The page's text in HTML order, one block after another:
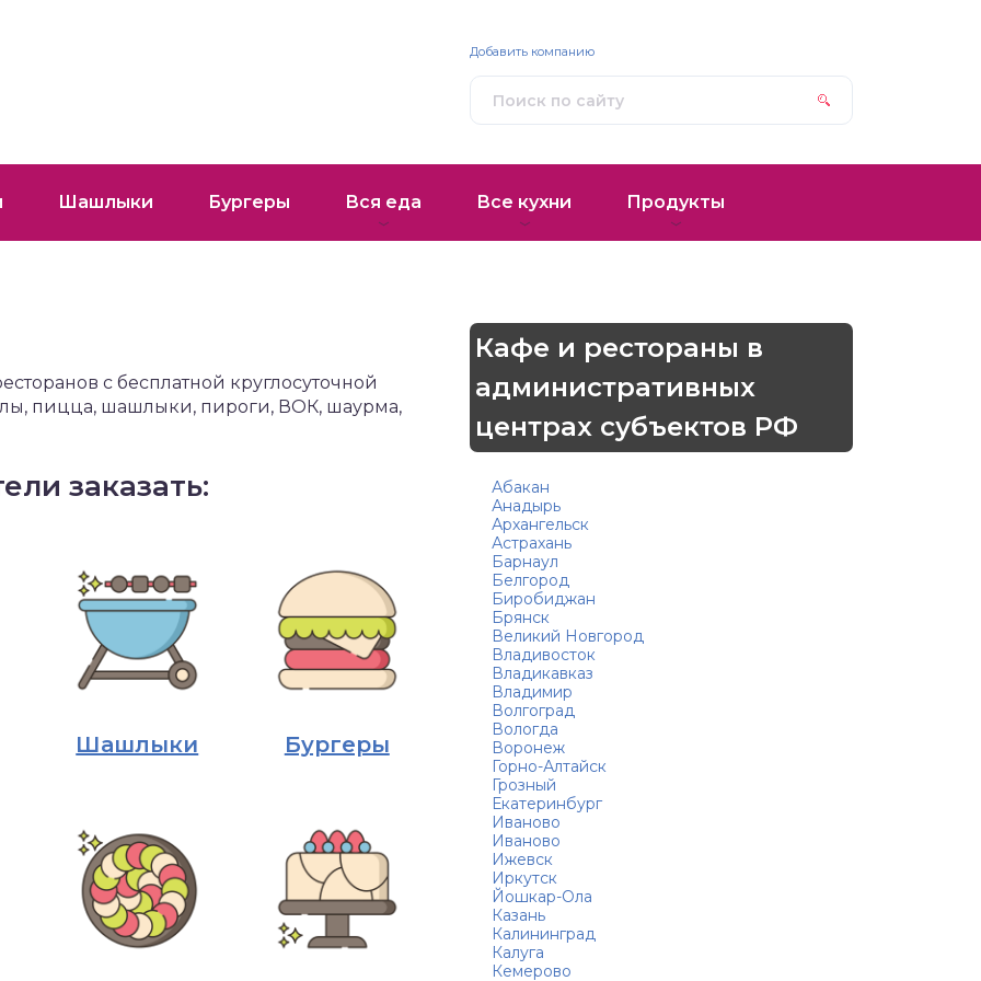
Шашлыки Бургеры Вся еда Все кухни Продукты
Добавить компанию
с бесплатной круглосуточной
пицца, шашлыки, пироги, ВОК, шаурма,
заказать:
Шашлыки Бургеры
Кафе и рестораны в
административных
центрах субъектов РФ
Абакан
Анадырь
Архангельск
Астрахань
Барнаул
Белгород
Биробиджан
Брянск
Великий Новгород
Владивосток
Владикавказ
Владимир
Волгоград
Вологда
Воронеж
Горно-Алтайск
Грозный
Екатеринбург
Иваново
Иваново
Ижевск
Иркутск
Йошкар-Ола
Казань
Калининград
Калуга
Кемерово